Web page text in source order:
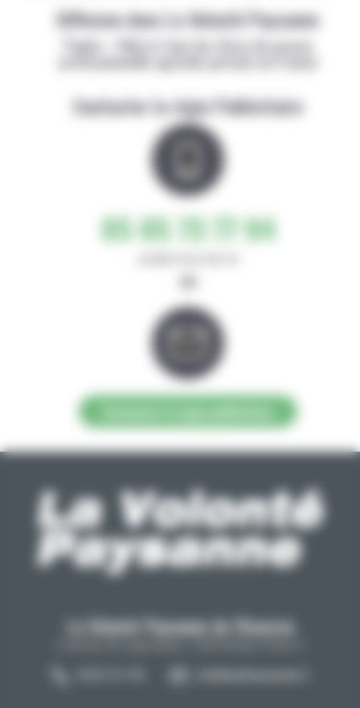
Diffusion dans La Volonté Paysanne
Papier + Web et tous les titres de presse
Contacter la régie Publicitaire
05 65 73 77 94
ou
La Volonté Paysanne de l'Aveyron